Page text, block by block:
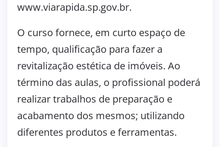
www.viarapida.sp.gov.br.
O curso fornece, em curto espaço de
tempo, qualificação para fazer a
revitalização estética de imóveis. Ao
término das aulas, o profissional poderá
realizar trabalhos de preparação e
acabamento dos mesmos; utilizando
diferentes produtos e ferramentas.